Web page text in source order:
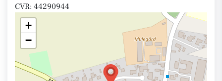
CVR: 44290944
+
−